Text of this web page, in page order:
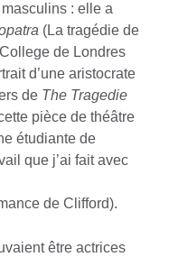
: elle a
(La tragédie de
de Londres
d’une aristocrate
de The Tragedie
pièce de théâtre
étudiante de
que j’ai fait avec
de Clifford).
être actrices